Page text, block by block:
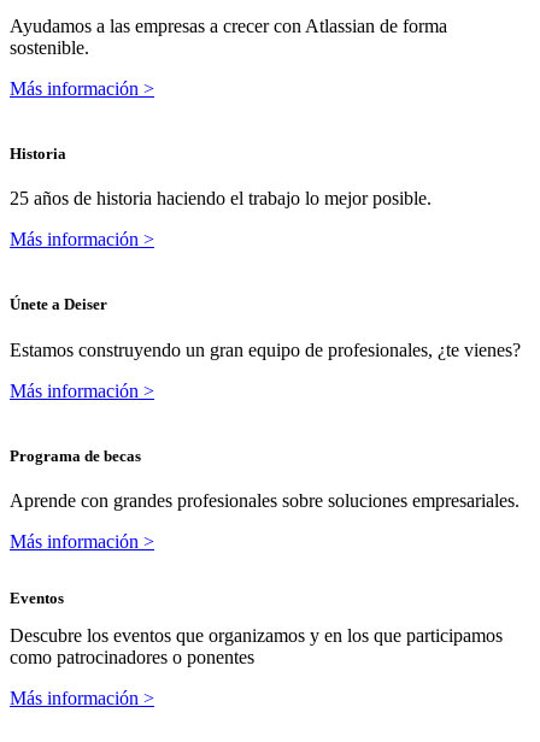
Ayudamos a las empresas a crecer con Atlassian de forma
sostenible.
Más información >
Historia
25 años de historia haciendo el trabajo lo mejor posible.
Más información >
Únete a Deiser
Estamos construyendo un gran equipo de profesionales, ¿te vienes?
Más información >
Programa de becas
Aprende con grandes profesionales sobre soluciones empresariales.
Más información >
Eventos
Descubre los eventos que organizamos y en los que participamos
como patrocinadores o ponentes
Más información >